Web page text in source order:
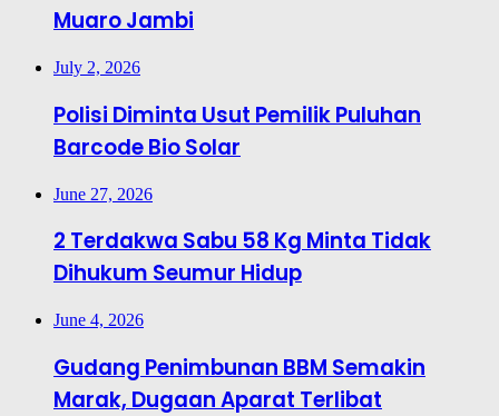
Muaro Jambi
July 2, 2026
Polisi Diminta Usut Pemilik Puluhan
Barcode Bio Solar
June 27, 2026
2 Terdakwa Sabu 58 Kg Minta Tidak
Dihukum Seumur Hidup
June 4, 2026
Gudang Penimbunan BBM Semakin
Marak, Dugaan Aparat Terlibat